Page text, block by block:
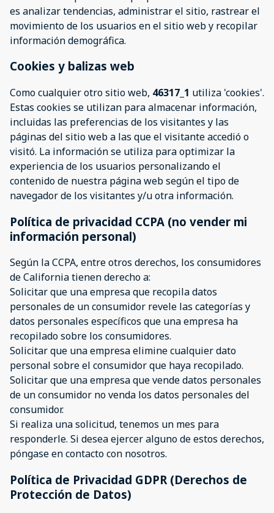
es analizar tendencias, administrar el sitio, rastrear el
movimiento de los usuarios en el sitio web y recopilar
información demográfica.
Cookies y balizas web
Como cualquier otro sitio web, 46317_1 utiliza 'cookies'.
Estas cookies se utilizan para almacenar información,
incluidas las preferencias de los visitantes y las
páginas del sitio web a las que el visitante accedió o
visitó. La información se utiliza para optimizar la
experiencia de los usuarios personalizando el
contenido de nuestra página web según el tipo de
navegador de los visitantes y/u otra información.
Política de privacidad CCPA (no vender mi
información personal)
Según la CCPA, entre otros derechos, los consumidores
de California tienen derecho a:
Solicitar que una empresa que recopila datos
personales de un consumidor revele las categorías y
datos personales específicos que una empresa ha
recopilado sobre los consumidores.
Solicitar que una empresa elimine cualquier dato
personal sobre el consumidor que haya recopilado.
Solicitar que una empresa que vende datos personales
de un consumidor no venda los datos personales del
consumidor.
Si realiza una solicitud, tenemos un mes para
responderle. Si desea ejercer alguno de estos derechos,
póngase en contacto con nosotros.
Política de Privacidad GDPR (Derechos de
Protección de Datos)